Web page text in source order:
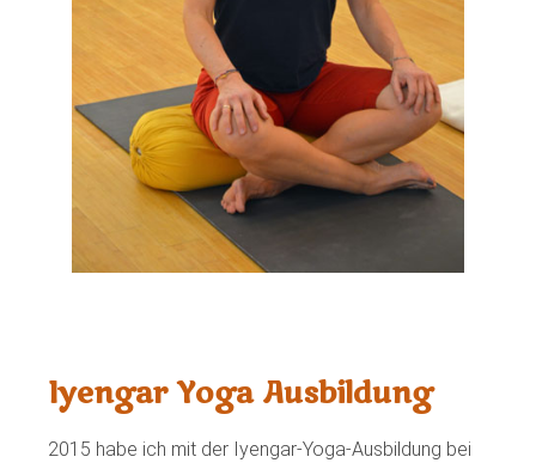
Iyengar Yoga Ausbildung
2015 habe ich mit der Iyengar-Yoga-Ausbildung bei